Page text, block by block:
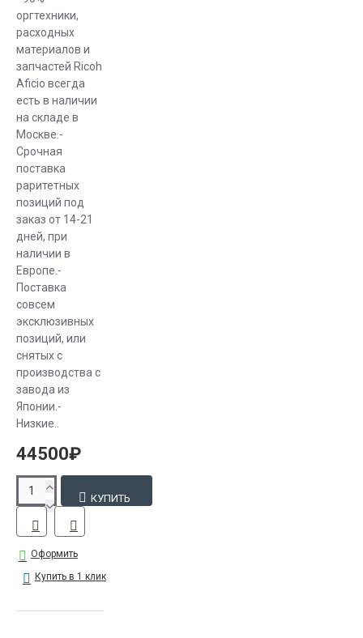
оргтехники,
расходных
материалов и
запчастей Ricoh
Aficio всегда
есть в наличии
на складе в
Москве.-
Срочная
поставка
раритетных
позиций под
заказ от 14-21
дней, при
наличии в
Европе.-
Поставка
совсем
эксклюзивных
позиций, или
снятых с
производства с
завода из
Японии.-
Низкие..
44500₽
КУПИТЬ
Оформить
Купить в 1 клик